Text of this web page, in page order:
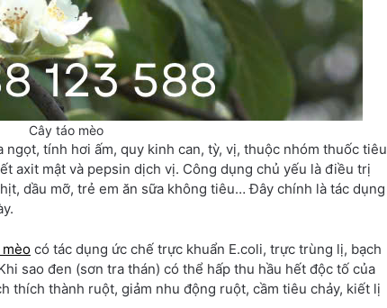
Cây táo mèo
tính hơi ấm, quy kinh can, tỳ, vị, thuộc nhóm thuốc tiêu
axit mật và pepsin dịch vị. Công dụng chủ yếu là điều trị
dầu mỡ, trẻ em ăn sữa không tiêu… Đây chính là tác dụng
có tác dụng ức chế trực khuẩn E.coli, trực trùng lị, bạch
sao đen (sơn tra thán) có thể hấp thu hầu hết độc tố của
thích thành ruột, giảm nhu động ruột, cầm tiêu chảy, kiết lị